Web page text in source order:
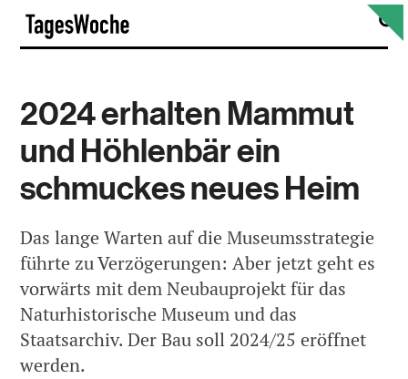
Skip
content
2024 erhalten Mammut
und Höhlenbär ein
schmuckes neues Heim
Das lange Warten auf die Museumsstrategie
führte zu Verzögerungen: Aber jetzt geht es
vorwärts mit dem Neubauprojekt für das
Naturhistorische Museum und das
Staatsarchiv. Der Bau soll 2024/25 eröffnet
werden.